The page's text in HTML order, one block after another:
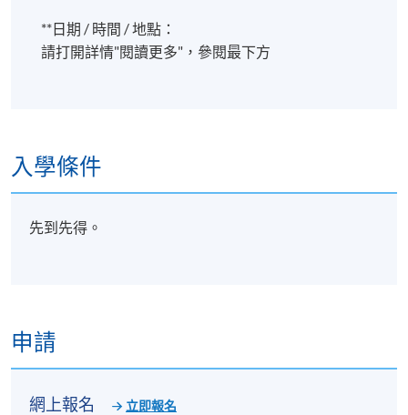
**日期 / 時間 / 地點：
請打開詳情"閱讀更多"，參閱最下方
入學條件
先到先得。
申請
網上報名 立即報名